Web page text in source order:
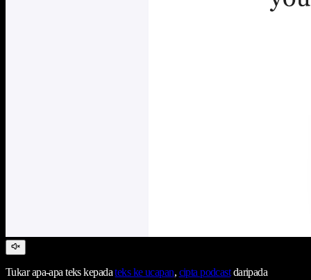
Tukar apa-apa teks kepadateks ke ucapan, cipta podcastdaripada